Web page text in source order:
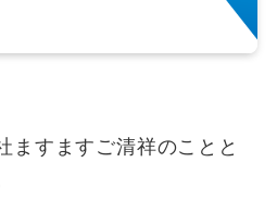
すますご清祥のことと